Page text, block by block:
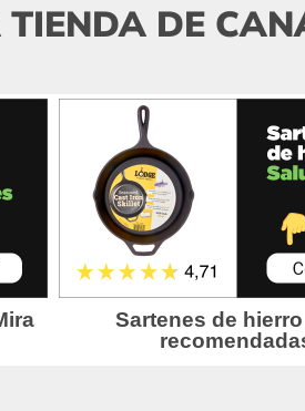
TIENDA DE